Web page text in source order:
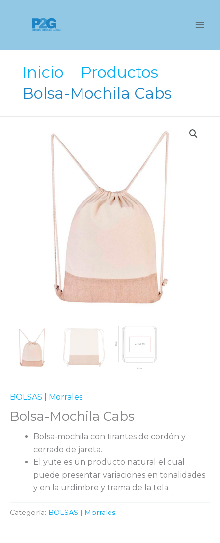
contenido
Inicio
Productos
Bolsa-Mochila Cabs
BOLSAS | Morrales
Bolsa-Mochila Cabs
Bolsa-mochila con tirantes de cordón y
cerrado de jareta.
El yute es un producto natural el cual
puede presentar variaciones en tonalidades
y en la urdimbre y trama de la tela.
Categoría: BOLSAS | Morrales